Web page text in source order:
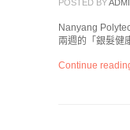
POSTED BY
Nanyang
兩週的「銀髮健
Continue